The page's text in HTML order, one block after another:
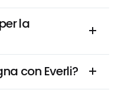
la
con Everli?